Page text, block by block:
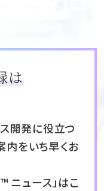
は
開発に役立つ
内をいち早くお
ニュース」はこ